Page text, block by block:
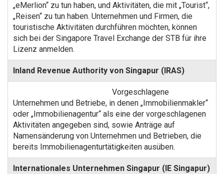
„eMerlion“ zu tun haben, und Aktivitäten, die mit „Tourist“,
„Reisen“ zu tun haben. Unternehmen und Firmen, die
touristische Aktivitäten durchführen möchten, können
sich bei der Singapore Travel Exchange der STB für ihre
Lizenz anmelden.
Inland Revenue Authority von Singapur (IRAS)
Vorgeschlagene
Unternehmen und Betriebe, in denen „Immobilienmakler“
oder „Immobilienagentur“ als eine der vorgeschlagenen
Aktivitäten angegeben sind, sowie Anträge auf
Namensänderung von Unternehmen und Betrieben, die
bereits Immobilienagenturtätigkeiten ausüben.
Internationales Unternehmen Singapur (IE Singapur)